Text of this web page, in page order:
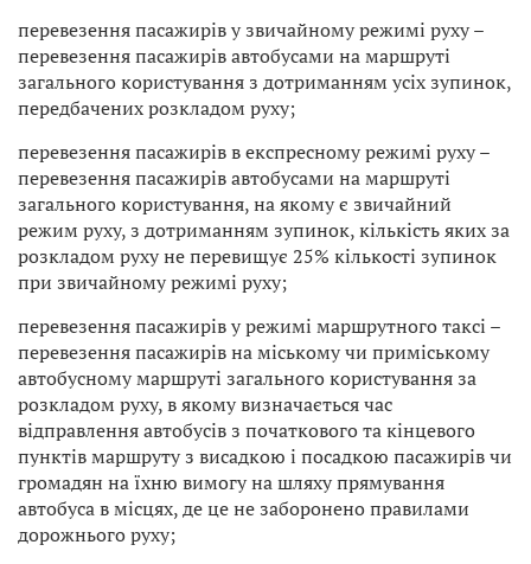
перевезення пасажирів у звичайному режимі руху –
перевезення пасажирів автобусами на маршруті
загального користування з дотриманням усіх зупинок,
передбачених розкладом руху;
перевезення пасажирів в експресному режимі руху –
перевезення пасажирів автобусами на маршруті
загального користування, на якому є звичайний
режим руху, з дотриманням зупинок, кількість яких за
розкладом руху не перевищує 25% кількості зупинок
при звичайному режимі руху;
перевезення пасажирів у режимі маршрутного таксі –
перевезення пасажирів на міському чи приміському
автобусному маршруті загального користування за
розкладом руху, в якому визначається час
відправлення автобусів з початкового та кінцевого
пунктів маршруту з висадкою і посадкою пасажирів чи
громадян на їхню вимогу на шляху прямування
автобуса в місцях, де це не заборонено правилами
дорожнього руху;